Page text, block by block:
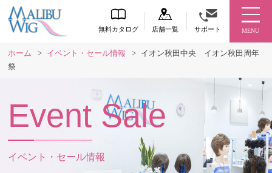
無料カタログ 店舗一覧 サポート MENU
ホーム > イベント・セール情報 > イオン秋田中央 イオン秋田周年
祭
Event Sale
イベント・セール情報